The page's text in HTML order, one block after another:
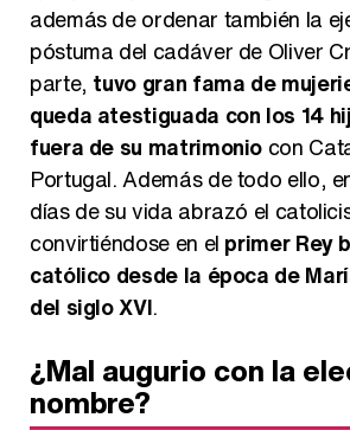
además de ordenar también la
póstuma del cadáver de Oliver
parte, tuvo gran fama de
queda atestiguada con los 14
fuera de su matrimonio con
Portugal. Además de todo ello,
días de su vida abrazó el
convirtiéndose en el primer Rey
católico desde la época de
del siglo XVI.
¿Mal augurio con la
nombre?